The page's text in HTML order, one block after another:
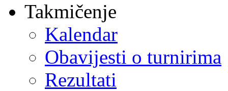
Takmičenje
Kalendar
Obavijesti o turnirima
Rezultati